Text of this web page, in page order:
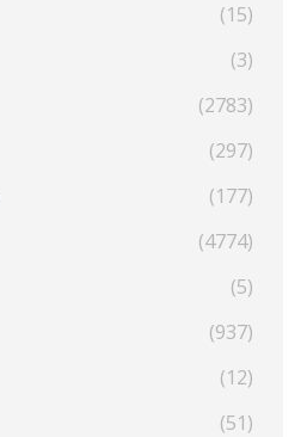
(15)
(3)
(2783)
(297)
(177)
(4774)
(5)
(937)
(12)
(51)